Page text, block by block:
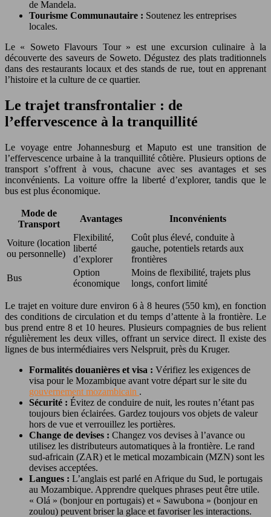
de Mandela.
Tourisme Communautaire : Soutenez les entreprises
locales.
Le « Soweto Flavours Tour » est une excursion culinaire à la
découverte des saveurs de Soweto. Dégustez des plats traditionnels
dans des restaurants locaux et des stands de rue, tout en apprenant
l’histoire et la culture de ce quartier.
Le trajet transfrontalier : de
l’effervescence à la tranquillité
Le voyage entre Johannesburg et Maputo est une transition de
l’effervescence urbaine à la tranquillité côtière. Plusieurs options de
transport s’offrent à vous, chacune avec ses avantages et ses
inconvénients. La voiture offre la liberté d’explorer, tandis que le
bus est plus économique.
Mode de
Transport
Avantages Inconvénients
Voiture (location
ou personnelle)
Flexibilité,
liberté
d’explorer
Coût plus élevé, conduite à
gauche, potentiels retards aux
frontières
Bus
Option
économique
Moins de flexibilité, trajets plus
longs, confort limité
Le trajet en voiture dure environ 6 à 8 heures (550 km), en fonction
des conditions de circulation et du temps d’attente à la frontière. Le
bus prend entre 8 et 10 heures. Plusieurs compagnies de bus relient
régulièrement les deux villes, offrant un service direct. Il existe des
lignes de bus intermédiaires vers Nelspruit, près du Kruger.
Formalités douanières et visa : Vérifiez les exigences de
visa pour le Mozambique avant votre départ sur le site du
gouvernement mozambicain .
Sécurité : Évitez de conduire de nuit, les routes n’étant pas
toujours bien éclairées. Gardez toujours vos objets de valeur
hors de vue et verrouillez les portières.
Change de devises : Changez vos devises à l’avance ou
utilisez les distributeurs automatiques à la frontière. Le rand
sud-africain (ZAR) et le metical mozambicain (MZN) sont les
devises acceptées.
Langues : L’anglais est parlé en Afrique du Sud, le portugais
au Mozambique. Apprendre quelques phrases peut être utile.
« Olá » (bonjour en portugais) et « Sawubona » (bonjour en
zoulou) peuvent briser la glace et favoriser les interactions.